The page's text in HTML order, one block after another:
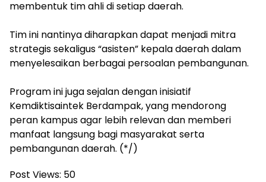
membentuk tim ahli di setiap daerah.
‎Tim ini nantinya diharapkan dapat menjadi mitra
strategis sekaligus “asisten” kepala daerah dalam
menyelesaikan berbagai persoalan pembangunan.
‎Program ini juga sejalan dengan inisiatif
Kemdiktisaintek Berdampak, yang mendorong
peran kampus agar lebih relevan dan memberi
manfaat langsung bagi masyarakat serta
pembangunan daerah. (*/)
Post Views: 50